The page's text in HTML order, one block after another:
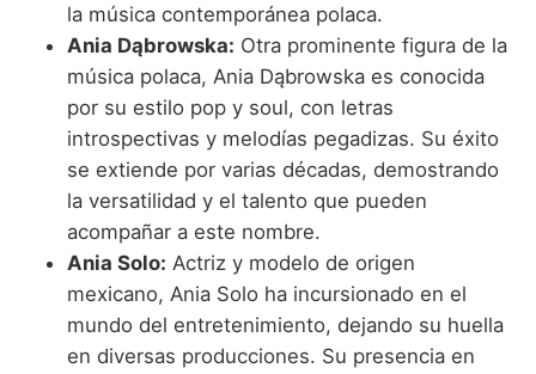
la música contemporánea polaca.
Ania Dąbrowska: Otra prominente figura de la
música polaca, Ania Dąbrowska es conocida
por su estilo pop y soul, con letras
introspectivas y melodías pegadizas. Su éxito
se extiende por varias décadas, demostrando
la versatilidad y el talento que pueden
acompañar a este nombre.
Ania Solo: Actriz y modelo de origen
mexicano, Ania Solo ha incursionado en el
mundo del entretenimiento, dejando su huella
en diversas producciones. Su presencia en